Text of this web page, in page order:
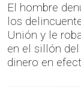
El hombre
los
Unión y le
en el sillón
dinero en